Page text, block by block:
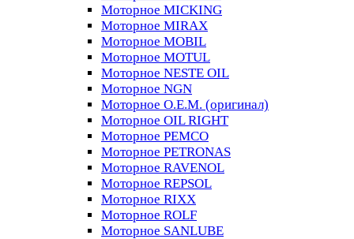
Моторное MICKING
Моторное MIRAX
Моторное MOBIL
Моторное MOTUL
Моторное NESTE OIL
Моторное NGN
Моторное O.E.M. (оригинал)
Моторное OIL RIGHT
Моторное PEMCO
Моторное PETRONAS
Моторное RAVENOL
Моторное REPSOL
Моторное RIXX
Моторное ROLF
Моторное SANLUBE